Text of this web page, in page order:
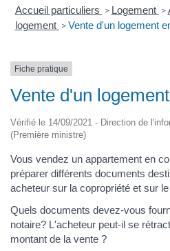
Accueil particuliers > Logement >
logement > Vente d'un logement
Fiche pratique
Vente d'un
Vérifié le 14/09/2021 - Direction de
(Première ministre)
Vous vendez un appartement en
préparer différents documents
acheteur sur la copropriété et sur
Quels documents devez-vous
notaire? L'acheteur peut-il se
montant de la vente ?